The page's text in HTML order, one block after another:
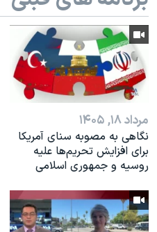
نرگس محمدی برنده جایزه
همایش محافظه‌کاران آمریکا
صفحه‌های ویژه
سفر پرزیدنت ترامپ به چین
مرداد ۱۸, ۱۴۰۵
نگاهی به مصوبه سنای آمریکا
برای افزایش تحریم‌ها علیه
روسیه و جمهوری اسلامی